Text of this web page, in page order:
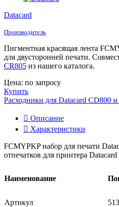
Datacard
Производитель
Пигментная красящая лента
для двусторонней печати.
CR805 из нашего каталога.
Цена: по запросу
Купить
Расходники для Datacard CD800
Описание
Характеристики
FCMYPKP набор для печати
отпечатков для принтера
Наименование
Артикул